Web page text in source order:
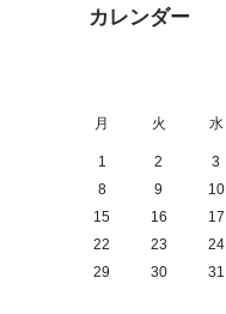
カレンダー
月 火 水
1 2 3
8
9 10
15
16 17
22
23 24
29
30 31